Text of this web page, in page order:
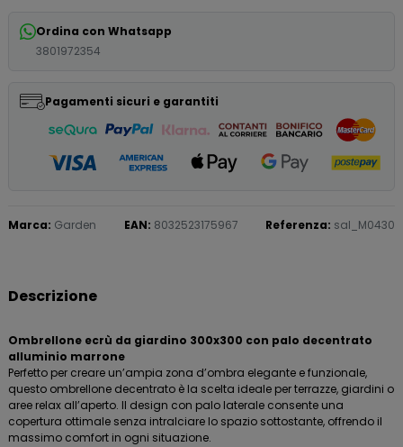
Ordina con Whatsapp
3801972354
Pagamenti sicuri e garantiti
Marca: Garden EAN: 8032523175967 Referenza: sal_M0430
Descrizione
Ombrellone ecrù da giardino 300x300 con palo decentrato
alluminio marrone
Perfetto per creare un’ampia zona d’ombra elegante e funzionale,
questo ombrellone decentrato è la scelta ideale per terrazze, giardini o
aree relax all’aperto. Il design con palo laterale consente una
copertura ottimale senza intralciare lo spazio sottostante, offrendo il
massimo comfort in ogni situazione.